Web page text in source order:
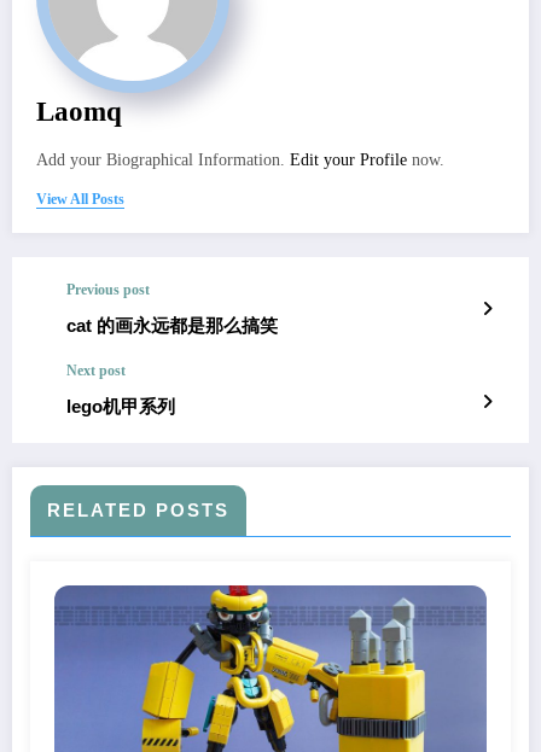
Laomq
Add your Biographical Information. Edit your Profile now.
View All Posts
Previous post
cat 的画永远都是那么搞笑
Next post
lego机甲系列
RELATED POSTS